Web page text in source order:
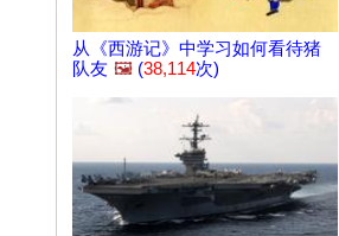
从《西游记》中学习如何看待猪
队友 🖼️ (38,114次)